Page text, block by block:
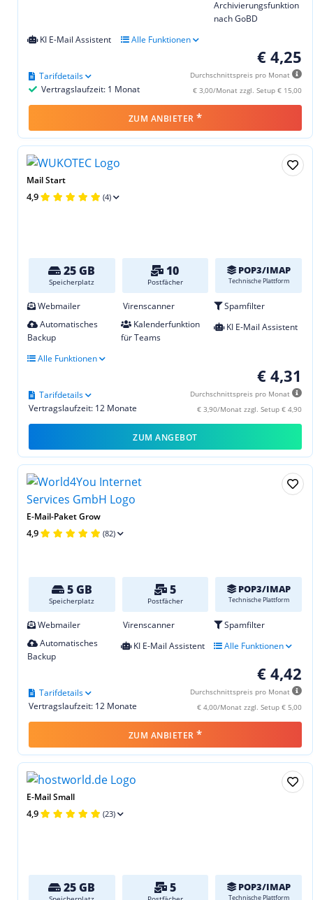
Archivierungsfunktion
nach GoBD
KI E-Mail Assistent
Alle Funktionen
€ 4,25
Durchschnittspreis pro Monat
€ 3,00/Monat zzgl. Setup € 15,00
Vertragslaufzeit: 1 Monat
Tarifdetails
ZUM ANBIETER *
Mail Start
4,9 (4)
25 GB
Speicherplatz
10
Postfächer
POP3/IMAP
Technische Plattform
Webmailer Virenscanner
Spamfilter
Automatisches
Backup
Kalenderfunktion
für Teams
KI E-Mail Assistent
Alle Funktionen
€ 4,31
Durchschnittspreis pro Monat
€ 3,90/Monat zzgl. Setup € 4,90
Vertragslaufzeit: 12 Monate
Tarifdetails
ZUM ANGEBOT
E-Mail-Paket Grow
4,9 (82)
5 GB
Speicherplatz
5
Postfächer
POP3/IMAP
Technische Plattform
Webmailer Virenscanner
Spamfilter
Automatisches
Backup
KI E-Mail Assistent Alle Funktionen
€ 4,42
Durchschnittspreis pro Monat
€ 4,00/Monat zzgl. Setup € 5,00
Vertragslaufzeit: 12 Monate
Tarifdetails
ZUM ANBIETER *
E-Mail Small
4,9 (23)
25 GB 5 POP3/IMAP
Technische Plattform